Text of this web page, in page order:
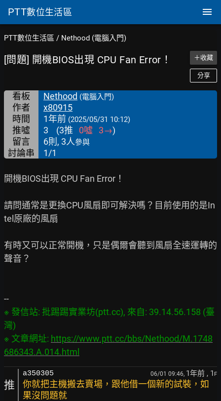
PTT數位生活區
PTT數位生活區 / Nethood (電腦入門)
[問題] 開機BIOS出現 CPU Fan Error！ ＋收藏
分享
看板 Nethood (電腦入門)
作者
x80915
時間
1年前 (2025/05/31 10:12)
推噓 3 (3推 0噓 3→)
留言
6則, 3人參與
討論串 1/1
開機BIOS出現 CPU Fan Error！
請問通常是更換CPU風扇即可解決嗎？目前使用的是In
tel原廠的風扇
有時又可以正常開機，只是偶爾會聽到風扇全速運轉的
聲音？
※ 發信站: 批踢踢實業坊(ptt.cc), 來自: 39.14.56.158 (臺
灣)
※ 文章網址: https://www.ptt.cc/bbs/Nethood/M.1748
686343.A.014.html
推
a350305 06/01 09:46, 1年前 , 1 F
你就把主機搬去賣場，跟他借一個新的試裝，如
果沒問題就